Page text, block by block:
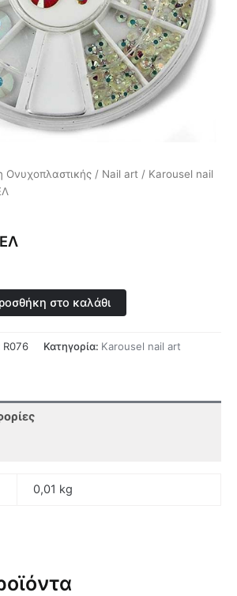
Ονυχοπλαστικής / Nail art / Karousel nail
στο καλάθι
R076 Κατηγορία: Karousel nail art
0,01 kg